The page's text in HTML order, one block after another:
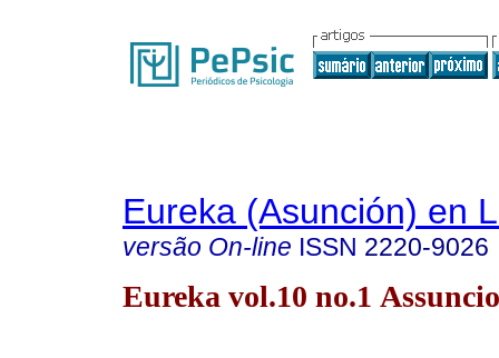
Eureka (Asunción) en
versão On-line ISSN 2220-9026
Eureka vol.10 no.1